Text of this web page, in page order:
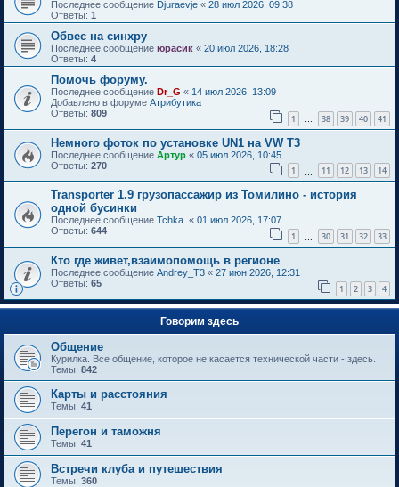
Последнее сообщение Djuraevje « 28 июл 2026, 09:38
Ответы: 1
Обвес на синхру
Последнее сообщение юрасик « 20 июл 2026, 18:28
Ответы: 4
Помочь форуму.
Последнее сообщение Dr_G « 14 июл 2026, 13:09
Добавлено в форуме Атрибутика
Ответы: 809 1 … 38 39 40 41
Немного фоток по установке UN1 на VW T3
Последнее сообщение Артур « 05 июл 2026, 10:45
Ответы: 270 1 11 12 13 14
Transporter 1.9 грузопассажир из Томилино - история
одной бусинки
Последнее сообщение Tchka. « 01 июл 2026, 17:07
Ответы: 644 1 30 31 32 33
Кто где живет,взаимопомощь в регионе
Последнее сообщение Andrey_T3 « 27 июн 2026, 12:31
Ответы: 65 1 2 3 4
Говорим здесь
Общение
Курилка. Все общение, которое не касается технической части - здесь.
Темы: 842
Карты и расстояния
Темы: 41
Перегон и таможня
Темы: 41
Встречи клуба и путешествия
Темы: 360